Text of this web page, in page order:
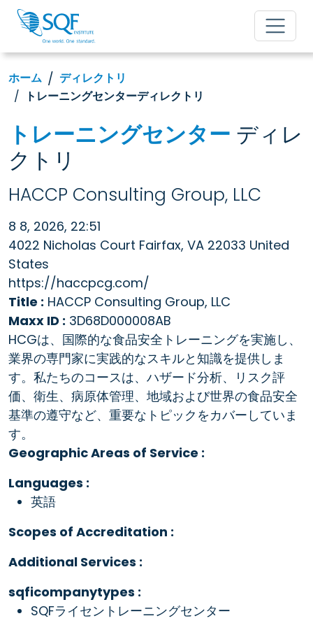
ホーム
ディレクトリ
トレーニングセンターディレクトリ
トレーニングセンター ディレ
クトリ
HACCP Consulting Group, LLC
8 8, 2026, 22:51
4022 Nicholas Court Fairfax, VA 22033 United
States
https://haccpcg.com/
Title : HACCP Consulting Group, LLC
Maxx ID : 3D68D000008AB
HCGは、国際的な食品安全トレーニングを実施し、
業界の専門家に実践的なスキルと知識を提供しま
す。私たちのコースは、ハザード分析、リスク評
価、衛生、病原体管理、地域および世界の食品安全
基準の遵守など、重要なトピックをカバーしていま
す。
Geographic Areas of Service :
Languages :
英語
Scopes of Accreditation :
Additional Services :
sqficompanytypes :
SQFライセントレーニングセンター